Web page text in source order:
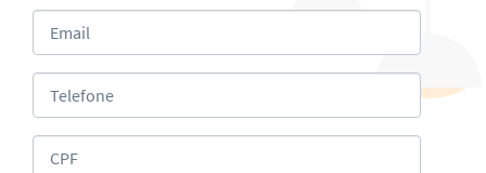
Email
Telefone
CPF